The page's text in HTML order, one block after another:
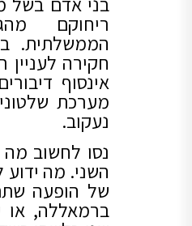
ריחוקם
הממשלתית.
חקירה
אינסוף
מערכת
נעקוב.
נסו לחשוב
השני. מה ידוע
של הופעה
ברמאללה, או